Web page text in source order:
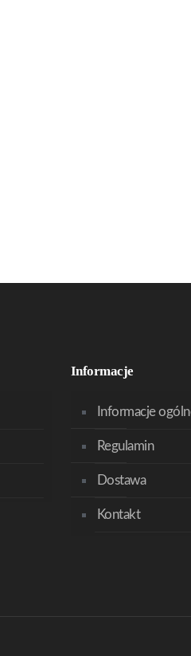
Informacje
Informacje
Regulamin
Dostawa
Kontakt